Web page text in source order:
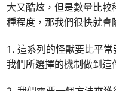
大又酷炫，但是數量比
種程度，那我們很快就會
1. 這系列的怪獸要比平
我們所選擇的機制做到這